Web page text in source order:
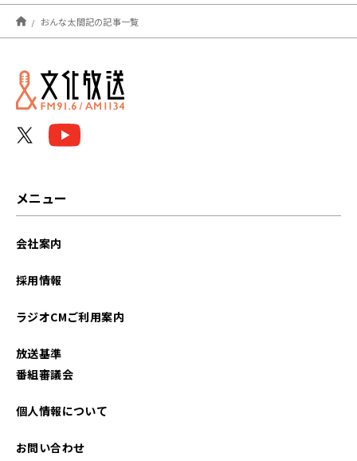
2024年04月
おんな太閤記の記事一覧
メニュー
会社案内
採用情報
ラジオCMご利用案内
放送基準
番組審議会
個人情報について
お問い合わせ